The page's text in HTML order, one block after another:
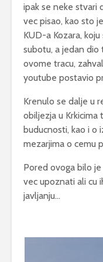
ipak se neke stvari
vec pisao, kao sto
KUD-a Kozara,
subotu, a jedan dio
ovome tracu,
youtube postavio
Krenulo se dalje u
obiljezja u Krkicima
buducnosti, kao i o
mezarjima o cemu
Pored ovoga bilo
vec upoznati ali cu
javljanju…